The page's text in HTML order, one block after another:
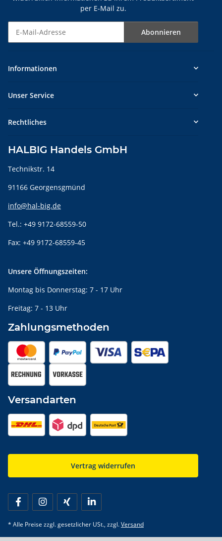
per E-Mail zu.
Abonnieren
Informationen
Unser Service
Rechtliches
HALBIG Handels GmbH
Technikstr. 14
91166 Georgensgmünd
info@hal-big.de
Tel.: +49 9172-68559-50
Fax: +49 9172-68559-45
Unsere Öffnungszeiten:
Montag bis Donnerstag: 7 - 17 Uhr
Freitag: 7 - 13 Uhr
Zahlungsmethoden
Versandarten
Vertrag widerrufen
* Alle Preise zzgl. gesetzlicher USt., zzgl.Versand